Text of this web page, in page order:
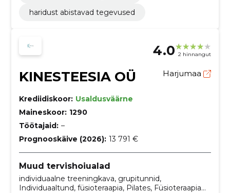
haridust abistavad tegevused
4.0 2 hinnangut
KINESTEESIA OÜ Harjumaa
Krediidiskoor: Usaldusväärne
Maineskoor: 1290
Töötajaid: –
Prognooskäive (2026): 13 791 €
Muud tervishoiualad
individuaalne treeningkava, grupitunnid,
Individuaaltund, füsioteraapia, Pilates, Füsioteraapia